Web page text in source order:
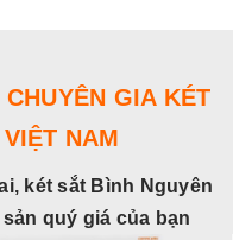
GIA KÉT
NAM
két sắt Bình Nguyên
quý giá của bạn